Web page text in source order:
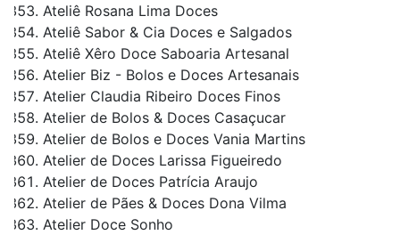
Ateliê Rosana Lima Doces
Ateliê Sabor & Cia Doces e Salgados
Ateliê Xêro Doce Saboaria Artesanal
Atelier Biz - Bolos e Doces Artesanais
Atelier Claudia Ribeiro Doces Finos
Atelier de Bolos & Doces Casaçucar
Atelier de Bolos e Doces Vania Martins
Atelier de Doces Larissa Figueiredo
Atelier de Doces Patrícia Araujo
Atelier de Pães & Doces Dona Vilma
Atelier Doce Sonho